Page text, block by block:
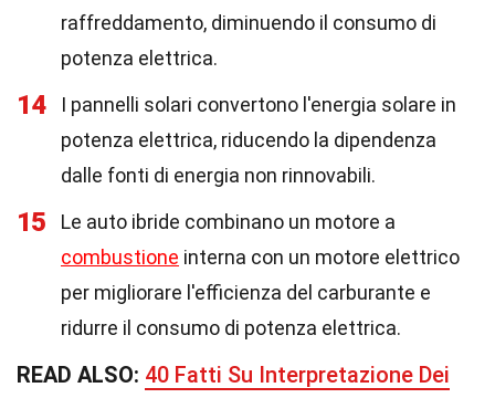
raffreddamento, diminuendo il consumo di
potenza elettrica.
14
I pannelli solari convertono l'energia solare in
potenza elettrica, riducendo la dipendenza
dalle fonti di energia non rinnovabili.
15
Le auto ibride combinano un motore a
combustione interna con un motore elettrico
per migliorare l'efficienza del carburante e
ridurre il consumo di potenza elettrica.
READ ALSO: 40 Fatti Su Interpretazione Dei